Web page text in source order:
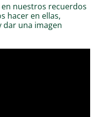
nuestros recuerdos
hacer en ellas,
una imagen